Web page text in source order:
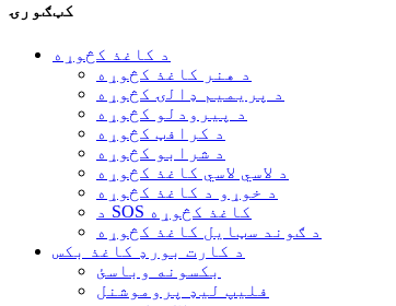
کټګورۍ
د کاغذ کڅوړه
د هنر کاغذ کڅوړه
د پریمیم ډالۍ کڅوړه
د پیرودلو کڅوړه
د کرافټ کڅوړه
د شرابو کڅوړه
د لاسي لاسي کاغذ کڅوړه
د خوړو د کاغذ کڅوړه
د SOS کاغذ کڅوړه
د ګوند سټایل کاغذ کڅوړه
د کارت بورډ کاغذ بکس
بکسونه وباسئ
فلیپ لیډ پروموشنل